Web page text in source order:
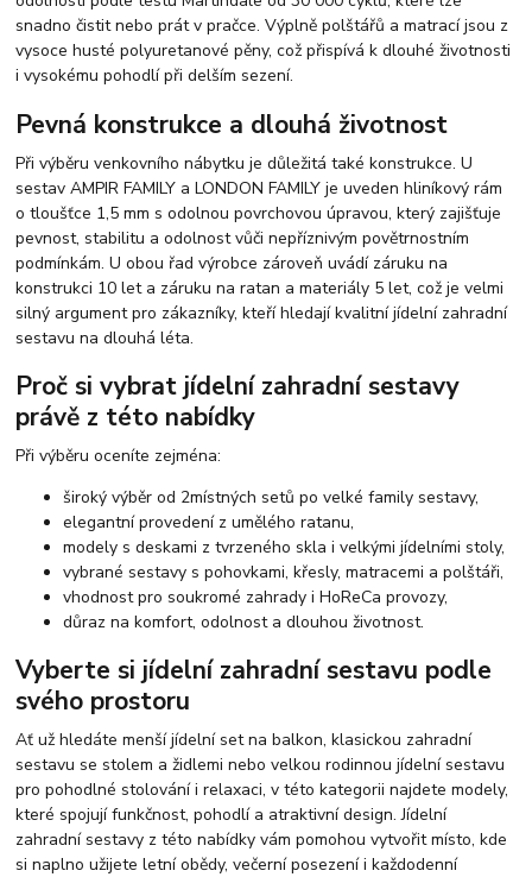
snadno čistit nebo prát v pračce. Výplně polštářů a matrací jsou z
vysoce husté polyuretanové pěny, což přispívá k dlouhé životnosti
i vysokému pohodlí při delším sezení.
Pevná konstrukce a dlouhá životnost
Při výběru venkovního nábytku je důležitá také konstrukce. U
sestav AMPIR FAMILY a LONDON FAMILY je uveden hliníkový rám
o tloušťce 1,5 mm s odolnou povrchovou úpravou, který zajišťuje
pevnost, stabilitu a odolnost vůči nepříznivým povětrnostním
podmínkám. U obou řad výrobce zároveň uvádí záruku na
konstrukci 10 let a záruku na ratan a materiály 5 let, což je velmi
silný argument pro zákazníky, kteří hledají kvalitní jídelní zahradní
sestavu na dlouhá léta.
Proč si vybrat jídelní zahradní sestavy
právě z této nabídky
Při výběru oceníte zejména:
široký výběr od 2místných setů po velké family sestavy,
elegantní provedení z umělého ratanu,
modely s deskami z tvrzeného skla i velkými jídelními stoly,
vybrané sestavy s pohovkami, křesly, matracemi a polštáři,
vhodnost pro soukromé zahrady i HoReCa provozy,
důraz na komfort, odolnost a dlouhou životnost.
Vyberte si jídelní zahradní sestavu podle
svého prostoru
Ať už hledáte menší jídelní set na balkon, klasickou zahradní
sestavu se stolem a židlemi nebo velkou rodinnou jídelní sestavu
pro pohodlné stolování i relaxaci, v této kategorii najdete modely,
které spojují funkčnost, pohodlí a atraktivní design. Jídelní
zahradní sestavy z této nabídky vám pomohou vytvořit místo, kde
si naplno užijete letní obědy, večerní posezení i každodenní